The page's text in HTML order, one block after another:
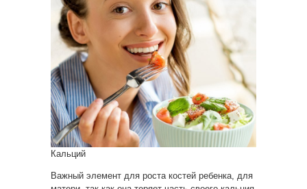
Кальций
Важный элемент для роста костей ребенка, для